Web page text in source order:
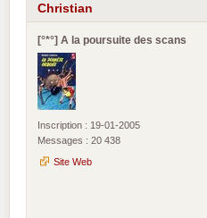
Christian
[°*°] A la poursuite des scans
Inscription : 19-01-2005
Messages : 20 438
Site Web